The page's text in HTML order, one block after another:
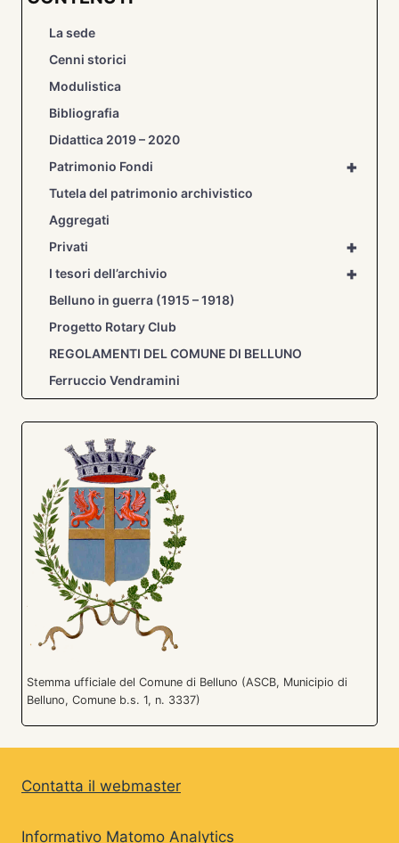
La sede
Cenni storici
Modulistica
Bibliografia
Didattica 2019 – 2020
+
Patrimonio Fondi
Tutela del patrimonio archivistico
Aggregati
+
Privati
+
I tesori dell’archivio
Belluno in guerra (1915 – 1918)
Progetto Rotary Club
REGOLAMENTI DEL COMUNE DI BELLUNO
Ferruccio Vendramini
Stemma ufficiale del Comune di Belluno (ASCB, Municipio di
Belluno, Comune b.s. 1, n. 3337)
Contatta il webmaster
Informativo Matomo Analytics